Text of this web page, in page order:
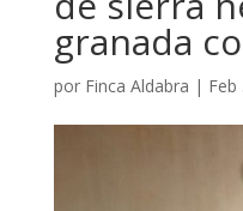
granada
por Finca Aldabra | Feb